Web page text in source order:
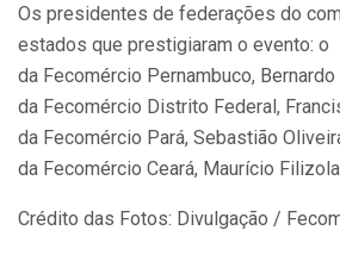
Os presidentes de federações do
estados que prestigiaram o evento: o
da Fecomércio Pernambuco,
da Fecomércio Distrito Federal,
da Fecomércio Pará, Sebastião
da Fecomércio Ceará, Maurício Filizola
Crédito das Fotos: Divulgação /